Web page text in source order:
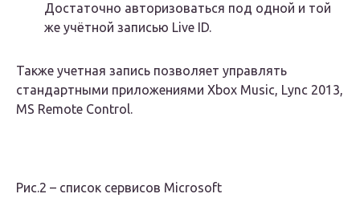
Достаточно авторизоваться под одной и той
же учётной записью Live ID.
Также учетная запись позволяет управлять
стандартными приложениями Xbox Music, Lync 2013,
MS Remote Control.
Рис.2 – список сервисов Microsoft